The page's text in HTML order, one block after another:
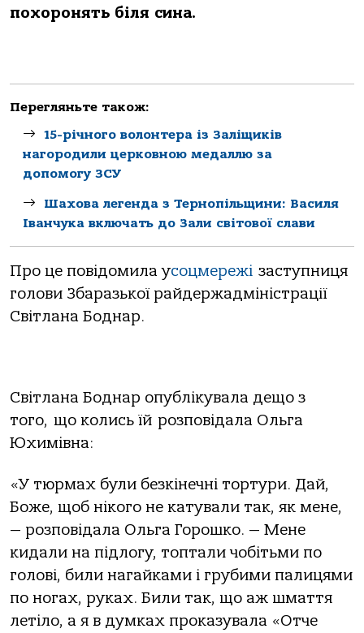
похоронять біля сина.
Перегляньте також:
15-річного волонтера із Заліщиків
нагородили церковною медаллю за
допомогу ЗСУ
Шахова легенда з Тернопільщини: Василя
Іванчука включать до Зали світової слави
Про це повідомила усоцмережі заступниця
голови Збаразької райдержадміністрації
Світлана Боднар.
Світлана Боднар опублікувала дещо з
того, що колись їй розповідала Ольга
Юхимівна:
«У тюрмах були безкiнечні тортури. Дай,
Боже, щоб нікого не катували так, як мене,
— розповідала Ольга Горошко. — Мене
кидали на підлогу, топтали чобітьми по
голові, били нагайками і грубими палицями
по ногах, руках. Били так, що аж шмаття
летіло, а я в думках проказувала «Отче